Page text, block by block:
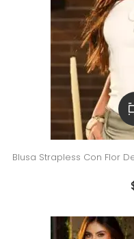
Blusa Strapless Con Flor